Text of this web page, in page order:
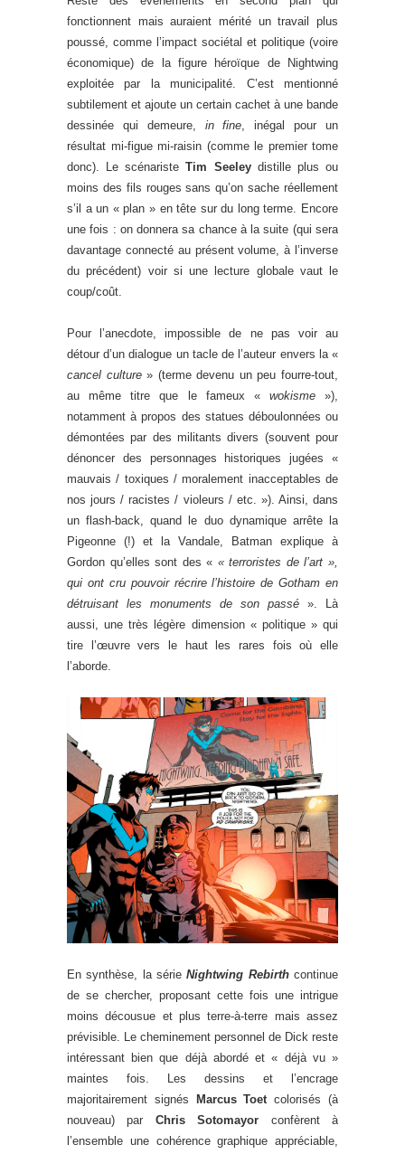
fonctionnent mais auraient mérité un travail plus
poussé, comme l’impact sociétal et politique (voire
économique) de la figure héroïque de Nightwing
exploitée par la municipalité. C’est mentionné
subtilement et ajoute un certain cachet à une bande
dessinée qui demeure, in fine, inégal pour un
résultat mi-figue mi-raisin (comme le premier tome
donc). Le scénaristeTim Seeleydistille plus ou
moins des fils rouges sans qu’on sache réellement
s’il a un « plan » en tête sur du long terme. Encore
une fois : on donnera sa chance à la suite (qui sera
davantage connecté au présent volume, à l’inverse
du précédent) voir si une lecture globale vaut le
coup/coût.
Pour l’anecdote, impossible de ne pas voir au
détour d’un dialogue un tacle de l’auteur envers la «
cancel culture» (terme devenu un peu fourre-tout,
au même titre que le fameux « wokisme»),
notamment à propos des statues déboulonnées ou
démontées par des militants divers (souvent pour
dénoncer des personnages historiques jugées «
mauvais / toxiques / moralement inacceptables de
nos jours / racistes / violeurs / etc. »). Ainsi, dans
un flash-back, quand le duo dynamique arrête la
Pigeonne (!) et la Vandale, Batman explique à
Gordon qu’elles sont des « « terroristes de l’art »,
qui ont cru pouvoir récrire l’histoire de Gotham en
détruisant les monuments de son passé ». Là
aussi, une très légère dimension « politique » qui
tire l’œuvre vers le haut les rares fois où elle
l’aborde.
En synthèse, la sérieNightwing Rebirthcontinue
de se chercher, proposant cette fois une intrigue
moins décousue et plus terre-à-terre mais assez
prévisible. Le cheminement personnel de Dick reste
intéressant bien que déjà abordé et « déjà vu »
maintes fois. Les dessins et l’encrage
majoritairement signés
Marcus Toetcolorisés (à
nouveau) par Chris Sotomayor confèrent à
l’ensemble une cohérence graphique appréciable,